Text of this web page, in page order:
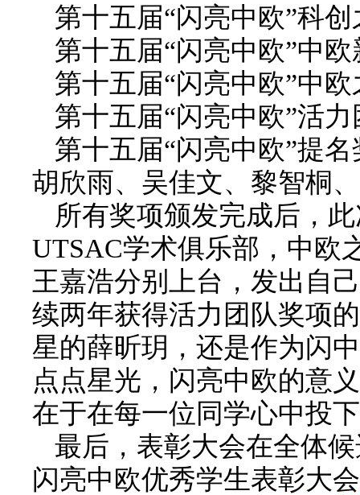
第十五届“闪亮中欧”科
第十五届“闪亮中欧”中
第十五届“闪亮中欧”中
第十五届“闪亮中欧”活
第十五届“闪亮中欧”提
胡欣雨、吴佳文、黎智桐
所有奖项颁发完成后，
UTSAC学术俱乐部，中
王嘉浩分别上台，发出自
续两年获得活力团队奖项
星的薛昕玥，还是作为闪
点点星光，闪亮中欧的意
在于在每一位同学心中投
最后，表彰大会在全体
闪亮中欧优秀学生表彰大